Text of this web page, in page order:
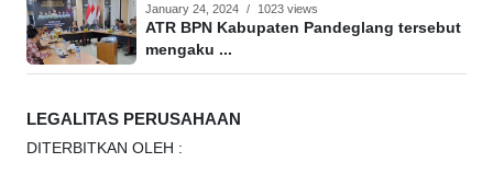
January 24, 2024 / 1023 views
ATR BPN Kabupaten Pandeglang tersebut
mengaku ...
LEGALITAS PERUSAHAAN
DITERBITKAN OLEH :